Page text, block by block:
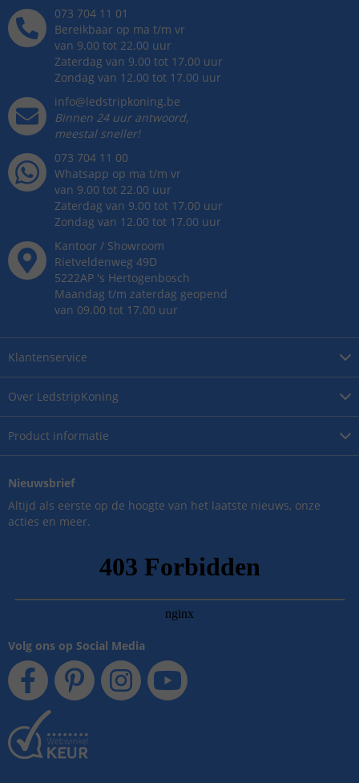
Over LedstripKoning
Product informatie
Klantenservice
073 704 11 01
Bereikbaar op ma t/m vr
van 9.00 tot 22.00 uur
Zaterdag van 9.00 tot 17.00 uur
Zondag van 12.00 tot 17.00 uur
info@ledstripkoning.be
Binnen 24 uur antwoord,
meestal sneller!
073 704 11 00
Whatsapp op ma t/m vr
van 9.00 tot 22.00 uur
Zaterdag van 9.00 tot 17.00 uur
Zondag van 12.00 tot 17.00 uur
Kantoor / Showroom
Rietveldenweg 49D
5222AP 's Hertogenbosch
Maandag t/m zaterdag geopend
van 09.00 tot 17.00 uur
Nieuwsbrief
Altijd als eerste op de hoogte van het laatste nieuws, onze
acties en meer.
Volg ons op Social Media